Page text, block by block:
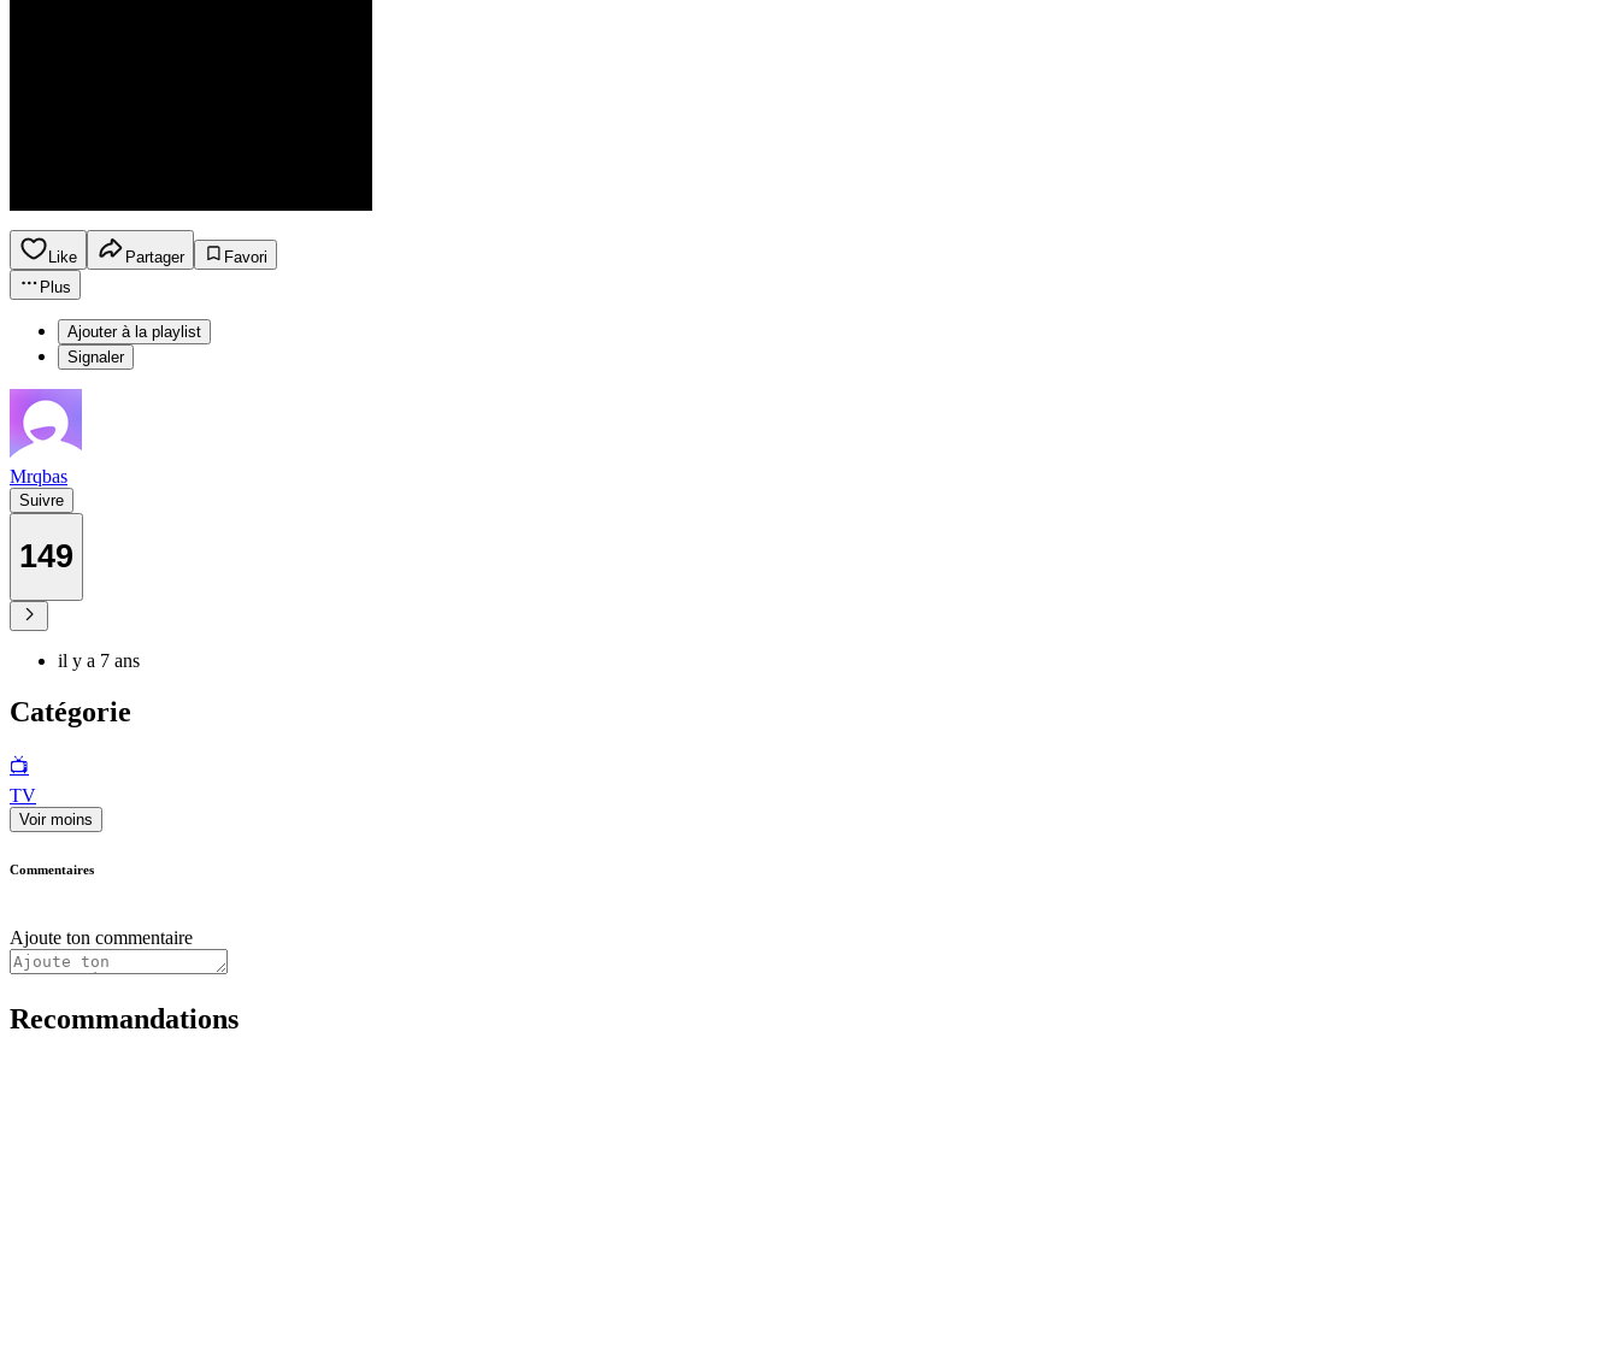
Like Partager
Favori
Plus
Ajouter à la playlist
Signaler
Mrqbas
Suivre
149
il y a 7 ans
Catégorie
📺
TV
Voir moins
Commentaires
Ajoute ton commentaire
Recommandations